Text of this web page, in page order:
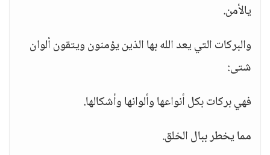
يالأمن.
والبركات التي يعد الله بها الذين يؤمنون ويتقون ألوان
شتى:
فهي بركات بكل أنواعها وألوانها وأشكالها.
مما يخطر ببال الخلق.